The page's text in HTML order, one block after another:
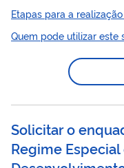
à Produção do
Cultura (PIPC)
Etapas para a
Quem pode utilizar este
Solicitar o
Regime